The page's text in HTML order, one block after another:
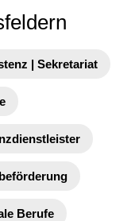
| Sekretariat
Berufe